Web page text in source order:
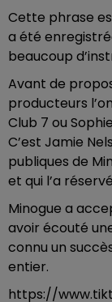
Cette phrase
a été
beaucoup
Avant de
producteurs
Club 7 ou
C’est Jamie
publiques de
et qui l’a
Minogue a
avoir écouté
connu un
entier.
https://